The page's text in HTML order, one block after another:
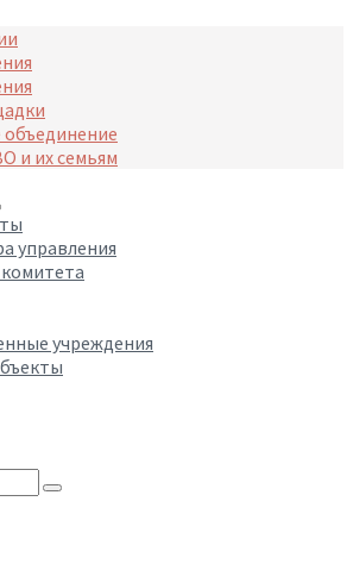
и их семьям
управления
учреждения